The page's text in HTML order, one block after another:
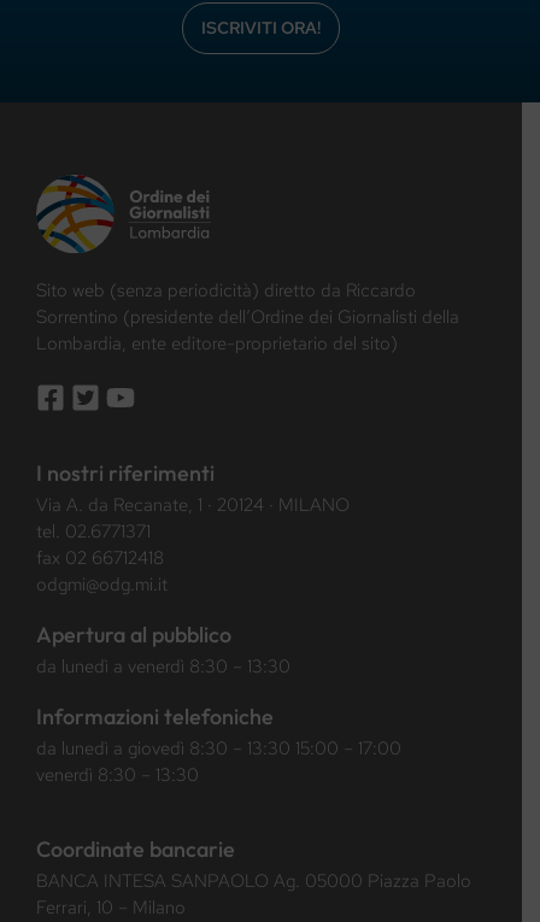
ISCRIVITI ORA!
Sito web (senza periodicità) diretto da Riccardo
Sorrentino (presidente dell’Ordine dei Giornalisti della
Lombardia, ente editore-proprietario del sito)
I nostri riferimenti
Via A. da Recanate, 1 · 20124 · MILANO
tel. 02.6771371
fax 02 66712418
odgmi@odg.mi.it
Apertura al pubblico
da lunedì a venerdì 8:30 – 13:30
Informazioni telefoniche
da lunedì a giovedì 8:30 – 13:30 15:00 – 17:00
venerdì 8:30 – 13:30
Coordinate bancarie
BANCA INTESA SANPAOLO Ag. 05000 Piazza Paolo
Ferrari, 10 – Milano